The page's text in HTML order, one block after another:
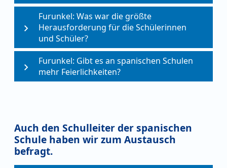
Furunkel: Was war die größte
Herausforderung für die Schülerinnen
und Schüler?
Furunkel: Gibt es an spanischen Schulen
mehr Feierlichkeiten?
Auch den Schulleiter der spanischen
Schule haben wir zum Austausch
befragt.